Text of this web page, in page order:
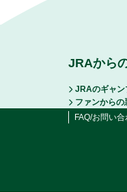
JRAから
JRAのギャン
ファンから
FAQ/お問い